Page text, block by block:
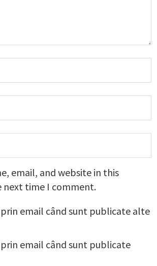
email, and website in this
next time I comment.
email când sunt publicate alte
email când sunt publicate